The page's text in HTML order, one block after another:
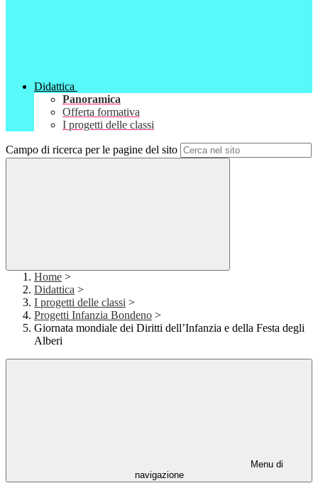
Didattica
Panoramica
Offerta formativa
I progetti delle classi
Campo di ricerca per le pagine del sito
Home >
Didattica >
I progetti delle classi >
Progetti Infanzia Bondeno >
Giornata mondiale dei Diritti dell’Infanzia e della Festa degli
Alberi
Menu di
navigazione